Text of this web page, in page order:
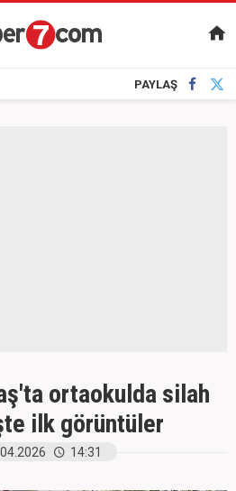
PAYLAŞ
ortaokulda silah
ilk görüntüler
14:31